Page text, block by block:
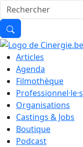
Articles
Agenda
Filmothèque
Professionnel·le·s
Organisations
Castings & Jobs
Boutique
Podcast